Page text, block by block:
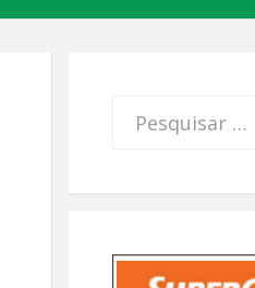
Procurar